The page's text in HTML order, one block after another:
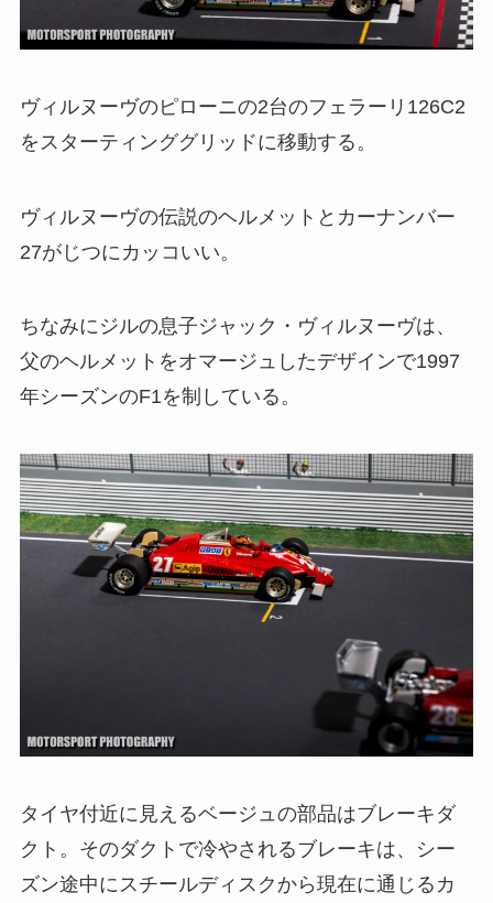
ヴィルヌーヴのピローニの2台のフェラーリ126C2
をスターティンググリッドに移動する。
ヴィルヌーヴの伝説のヘルメットとカーナンバー
27がじつにカッコいい。
ちなみにジルの息子ジャック・ヴィルヌーヴは、
父のヘルメットをオマージュしたデザインで1997
年シーズンのF1を制している。
タイヤ付近に見えるベージュの部品はブレーキダ
クト。そのダクトで冷やされるブレーキは、シー
ズン途中にスチールディスクから現在に通じるカ